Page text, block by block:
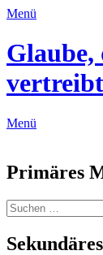
Menü
Glaube,
Menü
Primäres
Zum
Inhalt
springen
Suchen
Suchen
nach: